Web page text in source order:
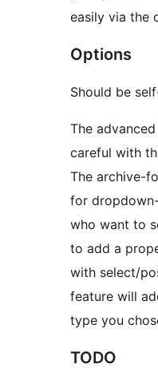
easily via the
Options
Should be
The
careful with
The archive-
for
who want to
to add a
with select/
feature will
type you
TODO